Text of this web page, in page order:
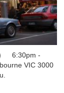
） 6:30pm -
VIC 3000